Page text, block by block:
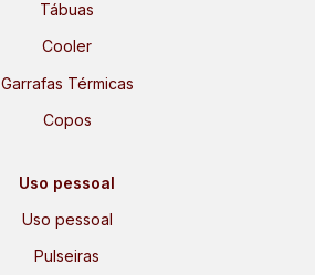
Tábuas
Cooler
Garrafas Térmicas
Copos
Uso pessoal
Uso pessoal
Pulseiras